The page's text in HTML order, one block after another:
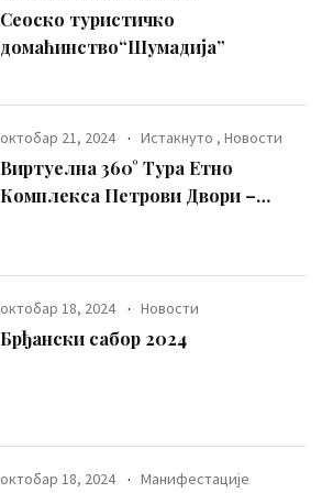
Сеоско туристичко
домаћинство“Шумадија”
октобар 21, 2024 Истакнуто ,Новости
Виртуелна 360° Тура Етно
Комплекса Петрови Двори –
октобар 18, 2024 Новости
Брђански сабор 2024
октобар 18, 2024 Манифестације